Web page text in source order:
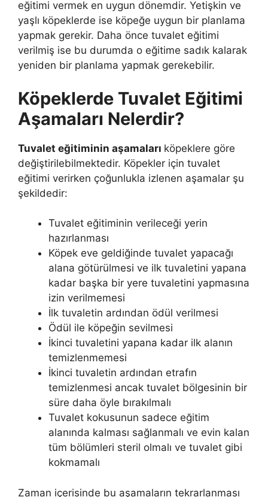
eğitimi vermek en uygun dönemdir. Yetişkin ve
yaşlı köpeklerde ise köpeğe uygun bir planlama
yapmak gerekir. Daha önce tuvalet eğitimi
verilmiş ise bu durumda o eğitime sadık kalarak
yeniden bir planlama yapmak gerekebilir.
Köpeklerde Tuvalet Eğitimi
Aşamaları Nelerdir?
Tuvalet eğitiminin aşamaları köpeklere göre
değiştirilebilmektedir. Köpekler için tuvalet
eğitimi verirken çoğunlukla izlenen aşamalar şu
şekildedir:
Tuvalet eğitiminin verileceği yerin
hazırlanması
Köpek eve geldiğinde tuvalet yapacağı
alana götürülmesi ve ilk tuvaletini yapana
kadar başka bir yere tuvaletini yapmasına
izin verilmemesi
İlk tuvaletin ardından ödül verilmesi
Ödül ile köpeğin sevilmesi
İkinci tuvaletini yapana kadar ilk alanın
temizlenmemesi
İkinci tuvaletin ardından etrafın
temizlenmesi ancak tuvalet bölgesinin bir
süre daha öyle bırakılmalı
Tuvalet kokusunun sadece eğitim
alanında kalması sağlanmalı ve evin kalan
tüm bölümleri steril olmalı ve tuvalet gibi
kokmamalı
Zaman içerisinde bu aşamaların tekrarlanması